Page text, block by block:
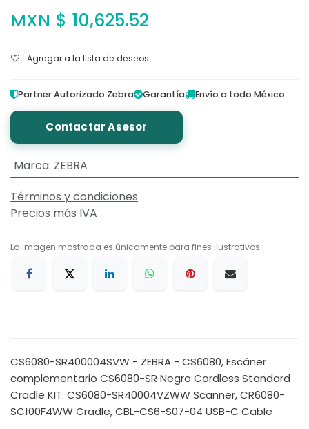
MXN $ 10,625.52
Agregar a la lista de deseos
Partner Autorizado Zebra Garantía Envío a todo México
Contactar Asesor
Marca: ZEBRA
Términos y condiciones
Precios más IVA
La imagen mostrada es únicamente para fines ilustrativos.
CS6080-SR400004SVW - ZEBRA - CS6080, Escáner
complementario CS6080-SR Negro Cordless Standard
Cradle KIT: CS6080-SR40004VZWW Scanner, CR6080-
SC100F4WW Cradle, CBL-CS6-S07-04 USB-C Cable